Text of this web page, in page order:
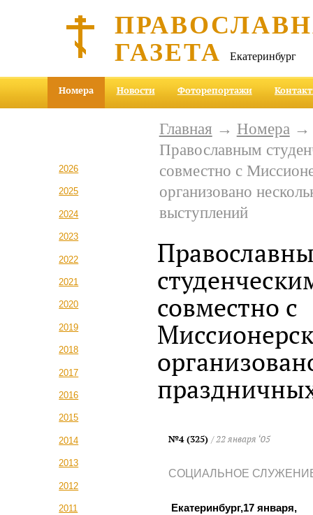
ГАЗЕТА Екатеринбург
Номера Новости Фоторепортажи
2026
2025
2024
2023
2022
2021
2020
2019
2018
2017
2016
2015
2014
2013
2012
2011
Главная → Номера
Православным
совместно с
организовано
выступлений
совместно с
№4 (325) / 22 января ‘05
СОЦИАЛЬНОЕ
Екатеринбург,17 января,